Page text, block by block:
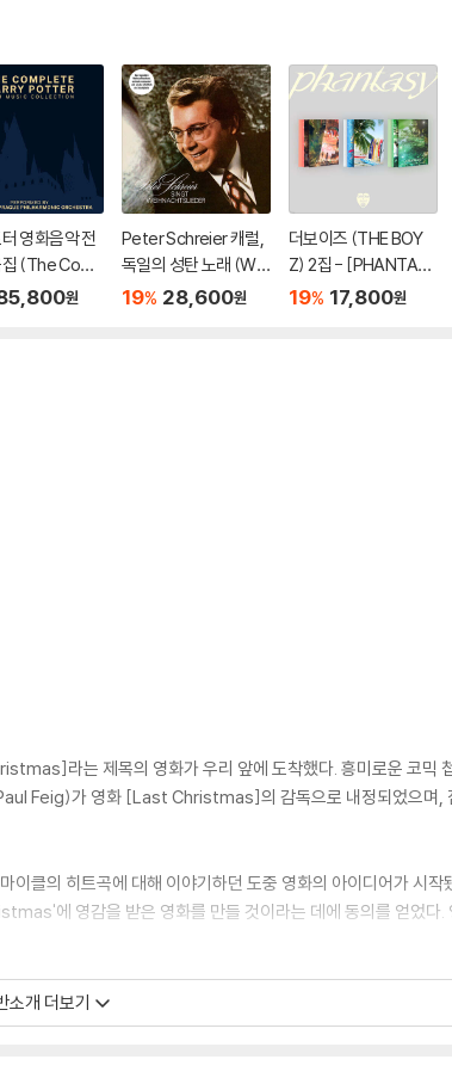
영화음악 전
집 (The Com
Potter Fi
원
Peter Schreier 캐럴,
독일의 성탄 노래 (Wei
hnachtsmusik Im Alt
19% 28,600원
더보이즈 (THE BOY
Z) 2집 - [PHANTAS
Y] Pt.1 Christmas in
19% 17,800원
라는 제목의 영화가 우리 앞에 도착했다. 흥미로운 코믹
Feig)가 영화 [Last Christmas]의 감독으로 내정되었으며,
클의 히트곡에 대해 이야기하던 도중 영화의 아이디어가 시작
에 영감을 받은 영화를 만들 것이라는 데에 동의를 얻었다.
그리고 작년도에 화제를 모은 [크레이지 리치 아시안
스 시즌 런던을 배경으로 이야기가 전개되며 국내에서 12월
소개 더보기